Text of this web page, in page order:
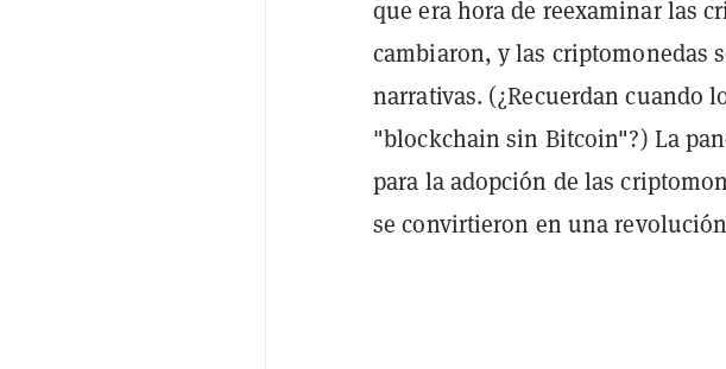
que era hora de reexaminar las
cambiaron, y las criptomonedas
narrativas. (¿Recuerdan cuando
"blockchain sin Bitcoin"?) La
para la adopción de las
se convirtieron en una